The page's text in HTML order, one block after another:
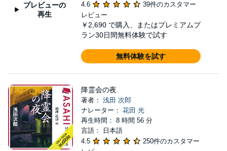
プレビューの
再生
4.6
39件のカスタマー
レビュー
￥2,690 で購入、またはプレミアムプ
ラン30日間無料体験で試す
無料体験を試す
降霊会の夜
著者： 浅田 次郎
ナレーター： 花田 光
再生時間： 8 時間 56 分
言語： 日本語
4.5
250件のカスタマー